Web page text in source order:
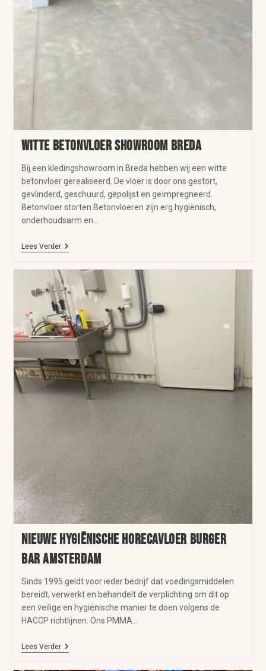
Witte betonvloer showroom Breda
Bij een kledingshowroom in Breda hebben wij een witte
betonvloer gerealiseerd. De vloer is door ons gestort,
gevlinderd, geschuurd, gepolijst en geïmpregneerd.
Betonvloer storten Betonvloeren zijn erg hygiënisch,
onderhoudsarm en…
Lees Verder
Nieuwe hygiënische horecavloer Burger
Bar Amsterdam
Sinds 1995 geldt voor ieder bedrijf dat voedingsmiddelen
bereidt, verwerkt en behandelt de verplichting om dit op
een veilige en hygiënische manier te doen volgens de
HACCP richtlijnen. Ons PMMA…
Lees Verder